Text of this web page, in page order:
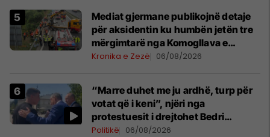
Mediat gjermane publikojnë detaje
për aksidentin ku humbën jetën tre
mërgimtarë nga Komogllava e
Ferizajt
Kronika e Zezë 06/08/2026
“Marre duhet me ju ardhë, turp për
votat që i keni”, njëri nga
protestuesit i drejtohet Bedri
Hamzës
Politikë 06/08/2026